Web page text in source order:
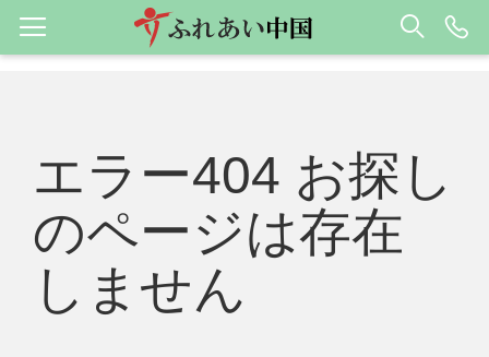
エラー404 お探し
のページは存在
しません